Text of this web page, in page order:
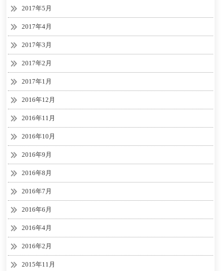
2017年5月
2017年4月
2017年3月
2017年2月
2017年1月
2016年12月
2016年11月
2016年10月
2016年9月
2016年8月
2016年7月
2016年6月
2016年4月
2016年2月
2015年11月